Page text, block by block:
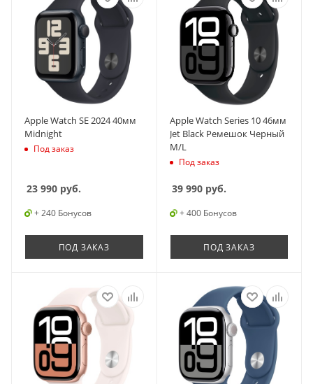
Apple Watch SE 2024 40мм
Midnight
Под заказ
23 990 руб.
+ 240 Бонусов
ПОД ЗАКАЗ
Apple Watch Series 10 46мм
Jet Black Ремешок Черный
M/L
Под заказ
39 990руб.
+ 400 Бонусов
ПОД ЗАКАЗ